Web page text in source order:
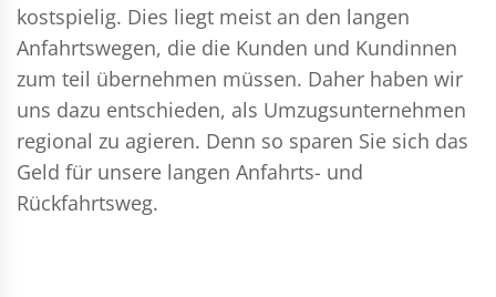
kostspielig. Dies liegt meist an den langen
Anfahrtswegen, die die Kunden und Kundinnen
zum teil übernehmen müssen. Daher haben wir
uns dazu entschieden, als Umzugsunternehmen
regional zu agieren. Denn so sparen Sie sich das
Geld für unsere langen Anfahrts- und
Rückfahrtsweg.